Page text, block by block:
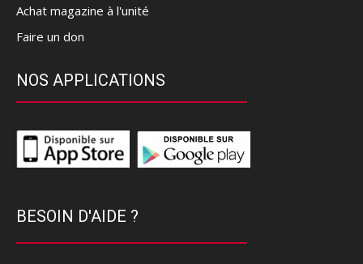
Achat magazine à l'unité
Faire un don
NOS APPLICATIONS
BESOIN D'AIDE ?